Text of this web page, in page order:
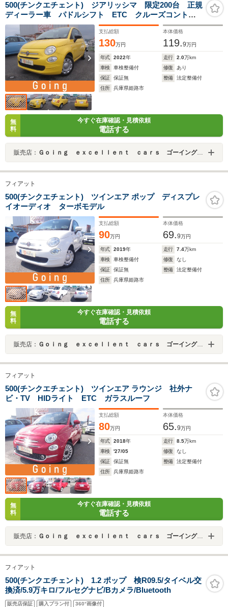
500(チンクエチェント) ジアリッシマ 限定200台 正規
ディーラー車 パドルシフト ETC クルーズコントロ
ール Apple car play
支払総額
130万円
本体価格
119.9万円
年式 2022年 走行 2.0万km
車検
車検整備付 修復
あり
保証
保証無 整備
法定整備付
住所
兵庫県姫路市
無
料
今すぐ在庫確認・見積依頼
電話する
販売店： Ｇｏｉｎｇ ｅｘｃｅｌｌｅｎｔ ｃａｒｓ ゴーイング エクセレント カーズ
フィアット
500(チンクエチェント) ツインエア ポップ ディスプレ
イオーディオ ターボモデル
支払総額
90万円
本体価格
69.9万円
年式 2019年 走行 7.4万km
車検
車検整備付 修復
なし
保証
保証無 整備
法定整備付
住所
兵庫県姫路市
無
料
今すぐ在庫確認・見積依頼
電話する
販売店： Ｇｏｉｎｇ ｅｘｃｅｌｌｅｎｔ ｃａｒｓ ゴーイング エクセレント カーズ
フィアット
500(チンクエチェント) ツインエア ラウンジ 社外ナ
ビ・TV HIDライト ETC ガラスルーフ
支払総額
80万円
本体価格
65.9万円
年式 2018年 走行 8.5万km
車検
'27/05 修復
なし
保証
保証無 整備
法定整備付
住所
兵庫県姫路市
無
料
今すぐ在庫確認・見積依頼
電話する
販売店： Ｇｏｉｎｇ ｅｘｃｅｌｌｅｎｔ ｃａｒｓ ゴーイング エクセレント カーズ
フィアット
500(チンクエチェント) 1.2 ポップ 検R09.5/タイベル交
換済/5.9万キロ/フルセグナビ/Bカメラ/Bluetooth
販売店保証 購入プラン付 360°画像付